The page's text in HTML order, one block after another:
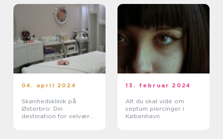
04. april 2024
Skønhedsklinik på
Østerbro: Din
destination for velvære
13. februar 2024
Alt du skal vide om
septum piercinger i
København